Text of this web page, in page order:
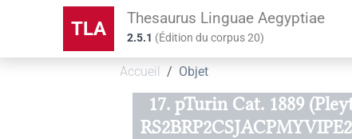
TLA Thesaurus Linguae Aegyptiae
2.5.1 (Édition du corpus20)
Accueil Objet
17. pTurin Cat. 1889